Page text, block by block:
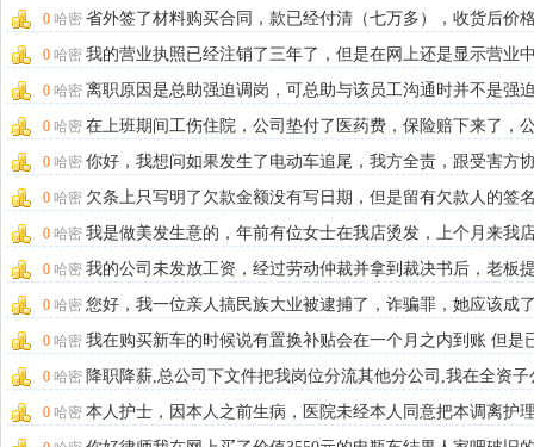
年生育保险[合同纠纷]
0 哈密 省外签了材料购买合同，款已经付清（七万多），收货后价
异议（合同中没[消费权益]
0 哈密 我的营业执照已经注销了三年了，但是在网上还是显示营业
经常有做账公公[公司专项]
0 哈密 离职原因是总助强迫调岗，可总助与该员工沟通时并不是强
表示员工不愿调[劳动纠纷]
0 哈密 在上班期间工伤住院，公司垫付了医药费，保险赔下来了，
打电话说我把钱转给他们[工伤赔偿]
0 哈密 你好，我想问如果发生了电动车追尾，我方全责，跟受害方
时对方要求金额
[交通事故]
0 哈密 欠条上只写明了欠款金额没有写日期，但是留有欠款人的签
指印。是否具有[债务追讨]
0 哈密 我是做美发生意的，年前有位女士在我店烫发，上个月来我
头皮年前烫发被[ 消费权益]
0 哈密 我的公司未发放工资，经过劳动仲裁并拿到裁决书后，老板
了诉讼，我也同
劳动纠纷]
0 哈密 您好，我一位亲人搞民族大业被逮捕了，诈骗罪，她应该成
个组织的一个中[刑事辩护]
0 哈密 我在购买新车的时候说有置换补贴会在一个月之内到账 但是
过[ 简单咨询]
0 哈密 降职降薪,总公司下文件把我岗位分流其他分公司,我在全资子
单位上班,[房产纠纷]
0 哈密 本人护士，因本人之前生病，医院未经本人同意把本调离护
岗，把本人工作安排在监控宝看监控[简单咨询]